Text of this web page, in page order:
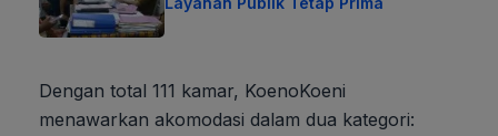
Dengan total 111 kamar, KoenoKoeni
menawarkan akomodasi dalam dua kategori: